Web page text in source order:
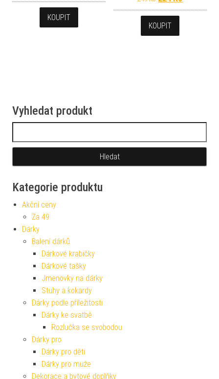
KOUPIT
KOUPIT
Vyhledat produkt
Kategorie produktu
Akční ceny
Za 49
Dárky
Balení dárků
Dárkové krabičky
Dárkové tašky
Jmenovky na dárky
Stuhy a kokardy
Dárky podle příležitosti
Dárky ke svatbě
Rozlučka se svobodou
Dárky pro
Dárky pro děti
Dárky pro muže
Dekorace a bytové doplňky